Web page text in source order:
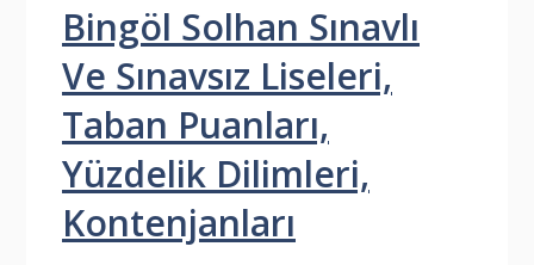
Bingöl Solhan Sınavlı
Ve Sınavsız Liseleri,
Taban Puanları,
Yüzdelik Dilimleri,
Kontenjanları